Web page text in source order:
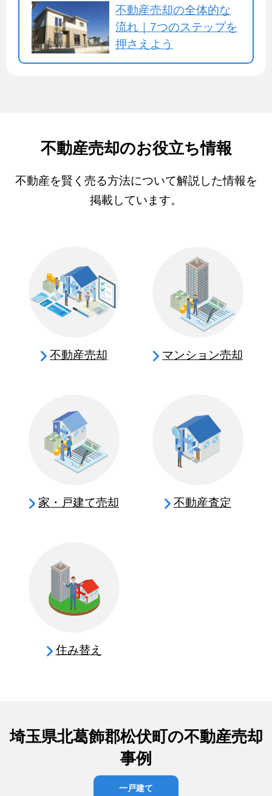
不動産売却の全体的な
流れ｜7つのステップを
押さえよう
不動産売却のお役立ち情報
不動産を賢く売る方法について解説した情報を
掲載しています。
不動産売却 マンション売却
家・戸建て売却 不動産査定
住み替え
埼玉県北葛飾郡松伏町の不動産売却
事例
一戸建て